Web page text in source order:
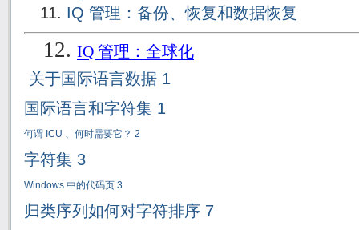
IQ 管理：备份、恢复和数据恢复
12. IQ 管理：全球化
关于国际语言数据 1
国际语言和字符集 1
何谓 ICU 、何时需要它？ 2
字符集 3
Windows 中的代码页 3
归类序列如何对字符排序 7